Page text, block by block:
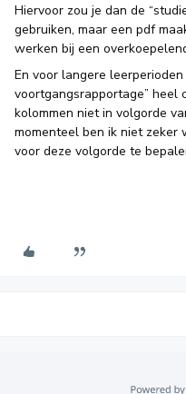
Hiervoor zou je dan de
gebruiken, maar een pdf
werken bij een
En voor langere
voortgangsrapportage” heel
kolommen niet in volgorde
momenteel ben ik niet
voor deze volgorde te